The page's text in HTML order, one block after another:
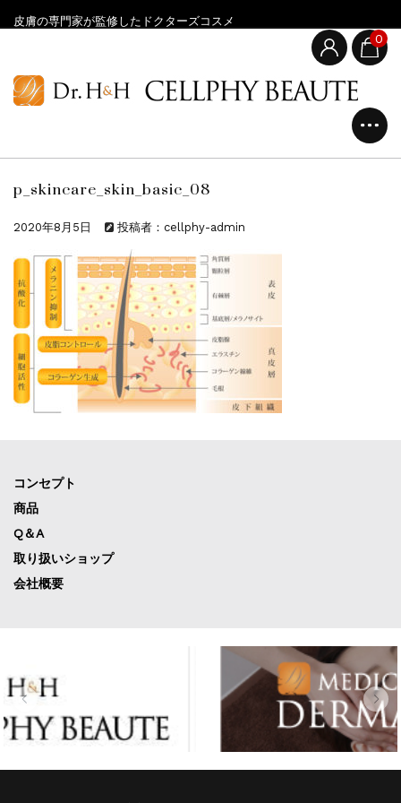
皮膚の専門家が監修したドクターズコスメ
0
p_skincare_skin_basic_08
2020年8月5日 投稿者：cellphy-admin
コンセプト
商品
Q＆A
取り扱いショップ
会社概要